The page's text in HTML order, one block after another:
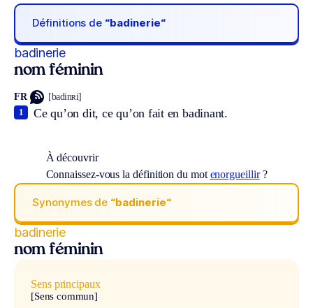
Définitions de “badinerie“
badinerie
nom féminin
FR [badinʀi]
Ce qu’on dit, ce qu’on fait en badinant.
1
À découvrir
Connaissez-vous la définition du mot enorgueillir?
Synonymes de “badinerie“
badinerie
nom féminin
Sens principaux
[Sens commun]